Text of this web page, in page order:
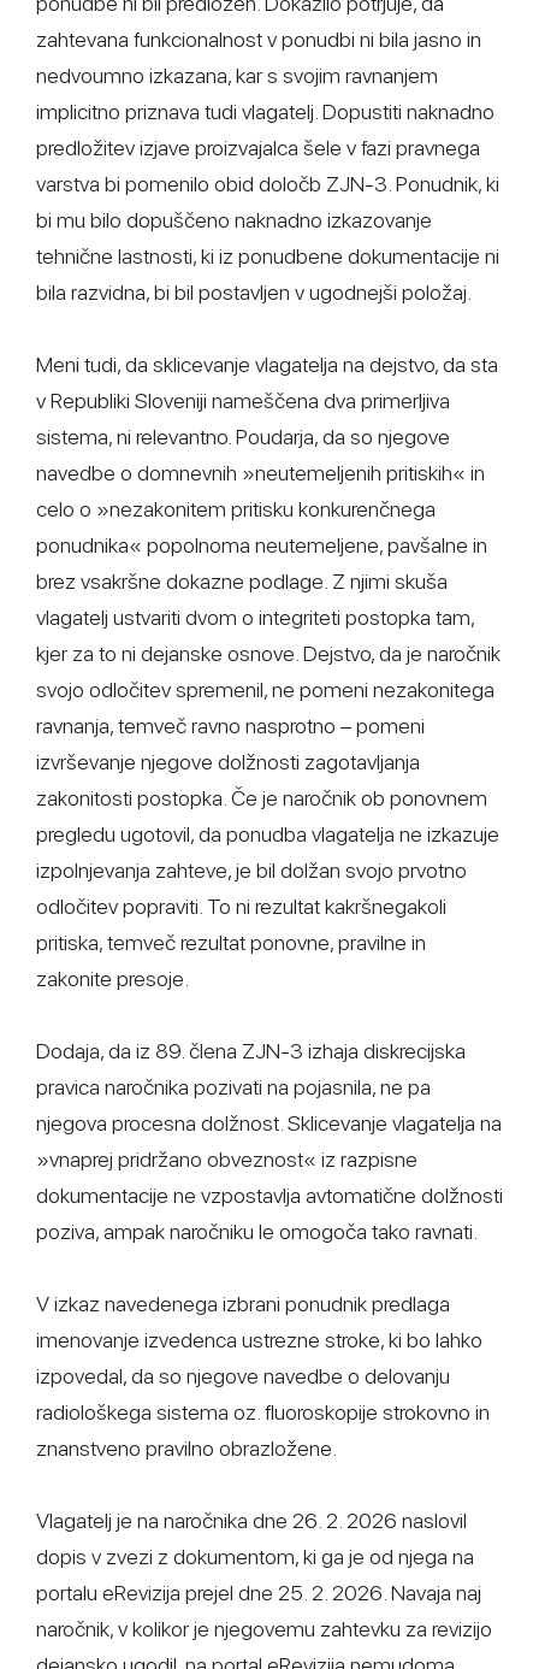
zahtevana funkcionalnost v ponudbi ni bila jasno in
nedvoumno izkazana, kar s svojim ravnanjem
implicitno priznava tudi vlagatelj. Dopustiti naknadno
predložitev izjave proizvajalca šele v fazi pravnega
varstva bi pomenilo obid določb ZJN-3. Ponudnik, ki
bi mu bilo dopuščeno naknadno izkazovanje
tehnične lastnosti, ki iz ponudbene dokumentacije ni
bila razvidna, bi bil postavljen v ugodnejši položaj.
Meni tudi, da sklicevanje vlagatelja na dejstvo, da sta
v Republiki Sloveniji nameščena dva primerljiva
sistema, ni relevantno. Poudarja, da so njegove
navedbe o domnevnih »neutemeljenih pritiskih« in
celo o »nezakonitem pritisku konkurenčnega
ponudnika« popolnoma neutemeljene, pavšalne in
brez vsakršne dokazne podlage. Z njimi skuša
vlagatelj ustvariti dvom o integriteti postopka tam,
kjer za to ni dejanske osnove. Dejstvo, da je naročnik
svojo odločitev spremenil, ne pomeni nezakonitega
ravnanja, temveč ravno nasprotno – pomeni
izvrševanje njegove dolžnosti zagotavljanja
zakonitosti postopka. Če je naročnik ob ponovnem
pregledu ugotovil, da ponudba vlagatelja ne izkazuje
izpolnjevanja zahteve, je bil dolžan svojo prvotno
odločitev popraviti. To ni rezultat kakršnegakoli
pritiska, temveč rezultat ponovne, pravilne in
zakonite presoje.
Dodaja, da iz 89. člena ZJN-3 izhaja diskrecijska
pravica naročnika pozivati na pojasnila, ne pa
njegova procesna dolžnost. Sklicevanje vlagatelja na
»vnaprej pridržano obveznost« iz razpisne
dokumentacije ne vzpostavlja avtomatične dolžnosti
poziva, ampak naročniku le omogoča tako ravnati.
V izkaz navedenega izbrani ponudnik predlaga
imenovanje izvedenca ustrezne stroke, ki bo lahko
izpovedal, da so njegove navedbe o delovanju
radiološkega sistema oz. fluoroskopije strokovno in
znanstveno pravilno obrazložene.
Vlagatelj je na naročnika dne 26. 2. 2026 naslovil
dopis v zvezi z dokumentom, ki ga je od njega na
portalu eRevizija prejel dne 25. 2. 2026. Navaja naj
naročnik, v kolikor je njegovemu zahtevku za revizijo